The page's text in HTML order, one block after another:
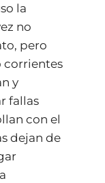
la
no
pero
corrientes
y
fallas
con el
dejan de